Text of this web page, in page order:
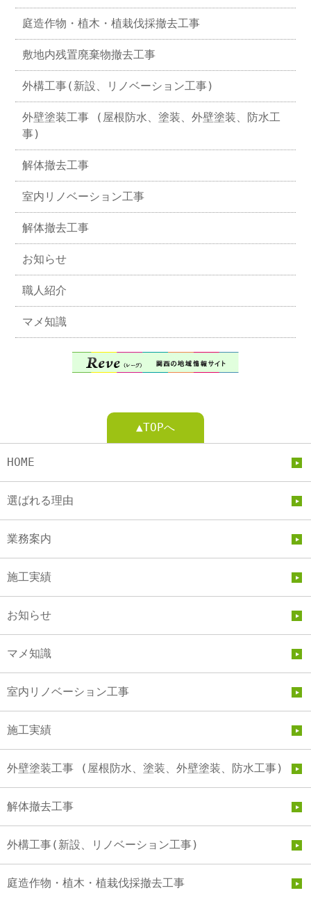
庭造作物・植木・植栽伐採撤去工事
敷地内残置廃棄物撤去工事
外構工事(新設、リノベーション工事)
外壁塗装工事 (屋根防水、塗装、外壁塗装、防水工
事)
解体撤去工事
室内リノベーション工事
解体撤去工事
お知らせ
職人紹介
マメ知識
▲TOPへ
HOME
選ばれる理由
業務案内
施工実績
お知らせ
マメ知識
室内リノベーション工事
施工実績
外壁塗装工事 (屋根防水、塗装、外壁塗装、防水工事)
解体撤去工事
外構工事(新設、リノベーション工事)
庭造作物・植木・植栽伐採撤去工事